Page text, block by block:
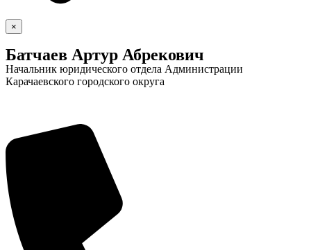
×
Батчаев Артур Абрекович
Начальник юридического отдела Администрации
Карачаевского городского округа